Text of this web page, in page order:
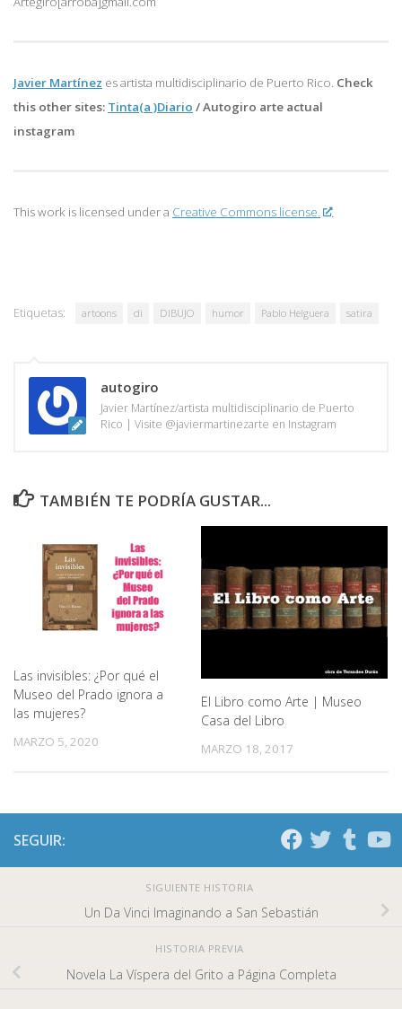
Javier Martínez es artista multidisciplinario de Puerto Rico. Check
this other sites: Tinta(a )Diario /Autogiro arte actual
instagram
This work is licensed under a Creative Commons license.
Etiquetas: artoons di DIBUJO humor Pablo Helguera satira
autogiro
Javier Martínez/artista multidisciplinario de Puerto
Rico | Visite @javiermartinezarte en Instagram
TAMBIÉN TE PODRÍA GUSTAR...
Las invisibles: ¿Por qué el
Museo del Prado ignora a
las mujeres?
MARZO 5, 2020
El Libro como Arte | Museo
Casa del Libro
MARZO 18, 2017
SEGUIR:
SIGUIENTE HISTORIA
Un Da Vinci Imaginando a San Sebastián
HISTORIA PREVIA
Novela La Víspera del Grito a Página Completa